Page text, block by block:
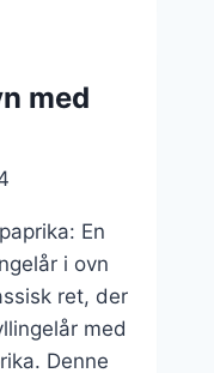
med
En
i ovn
ret, der
med
Denne